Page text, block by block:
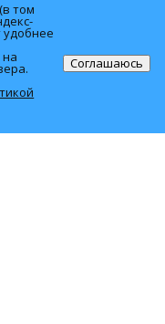
Пенза»
том
удобнее
на Соглашаюсь